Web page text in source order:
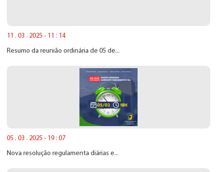
11 . 03 . 2025 - 11 : 14
Resumo da reunião ordinária de 05 de...
05 . 03 . 2025 - 19 : 07
Nova resolução regulamenta diárias e...